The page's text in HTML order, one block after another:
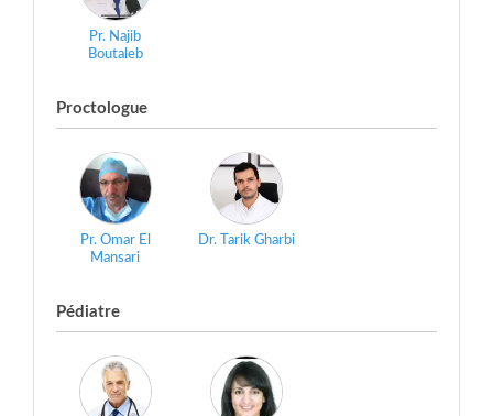
Pr. Najib
Boutaleb
Proctologue
Pr. Omar El
Mansari
Dr. Tarik Gharbi
Pédiatre